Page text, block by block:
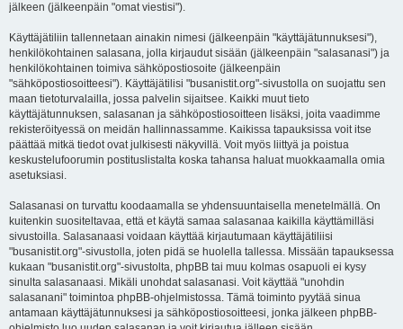
jälkeen (jälkeenpäin "omat viestisi").
Käyttäjätiliin tallennetaan ainakin nimesi (jälkeenpäin "käyttäjätunnuksesi"),
henkilökohtainen salasana, jolla kirjaudut sisään (jälkeenpäin "salasanasi") ja
henkilökohtainen toimiva sähköpostiosoite (jälkeenpäin
"sähköpostiosoitteesi"). Käyttäjätilisi "busanistit.org"-sivustolla on suojattu sen
maan tietoturvalailla, jossa palvelin sijaitsee. Kaikki muut tieto
käyttäjätunnuksen, salasanan ja sähköpostiosoitteen lisäksi, joita vaadimme
rekisteröityessä on meidän hallinnassamme. Kaikissa tapauksissa voit itse
päättää mitkä tiedot ovat julkisesti näkyvillä. Voit myös liittyä ja poistua
keskustelufoorumin postituslistalta koska tahansa haluat muokkaamalla omia
asetuksiasi.
Salasanasi on turvattu koodaamalla se yhdensuuntaisella menetelmällä. On
kuitenkin suositeltavaa, että et käytä samaa salasanaa kaikilla käyttämilläsi
sivustoilla. Salasanaasi voidaan käyttää kirjautumaan käyttäjätiliisi
"busanistit.org"-sivustolla, joten pidä se huolella tallessa. Missään tapauksessa
kukaan "busanistit.org"-sivustolta, phpBB tai muu kolmas osapuoli ei kysy
sinulta salasanaasi. Mikäli unohdat salasanasi. Voit käyttää "unohdin
salasanani" toimintoa phpBB-ohjelmistossa. Tämä toiminto pyytää sinua
antamaan käyttäjätunnuksesi ja sähköpostiosoitteesi, jonka jälkeen phpBB-